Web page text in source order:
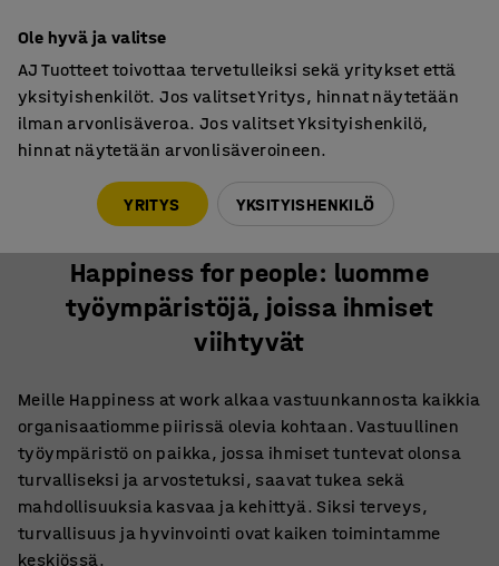
Happiness for people: luomme työympäristöjä, joissa ihmiset
Happiness for people: luomme
työympäristöjä, joissa ihmiset
viihtyvät
Meille Happiness at work alkaa vastuunkannosta kaikkia
organisaatiomme piirissä olevia kohtaan. Vastuullinen
työympäristö on paikka, jossa ihmiset tuntevat olonsa
turvalliseksi ja arvostetuksi, saavat tukea sekä
mahdollisuuksia kasvaa ja kehittyä. Siksi terveys,
turvallisuus ja hyvinvointi ovat kaiken toimintamme
keskiössä.
Ole hyvä ja valitse
AJ Tuotteet toivottaa tervetulleiksi sekä yritykset että
yksityishenkilöt. Jos valitset Yritys, hinnat näytetään
ilman arvonlisäveroa. Jos valitset Yksityishenkilö,
hinnat näytetään arvonlisäveroineen.
YRITYS YKSITYISHENKILÖ